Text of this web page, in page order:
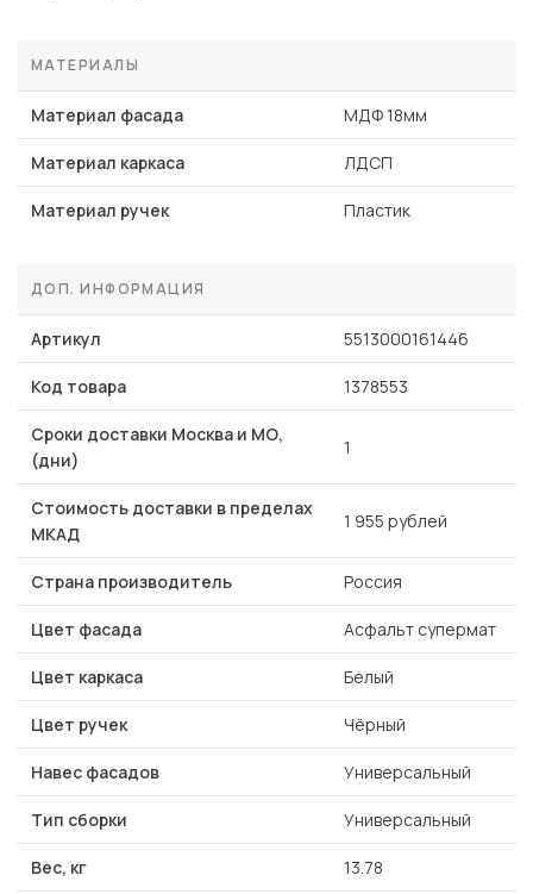
МАТЕРИАЛЫ
Материал фасада МДФ 18мм
Материал каркаса ЛДСП
Материал ручек Пластик
ДОП. ИНФОРМАЦИЯ
Артикул 5513000161446
Код товара 1378553
Сроки доставки Москва и МО,
(дни)
1
Стоимость доставки в пределах
МКАД
1 955 рублей
Страна производитель Россия
Цвет фасада Асфальт супермат
Цвет каркаса Белый
Цвет ручек Чёрный
Навес фасадов Универсальный
Тип сборки Универсальный
Вес, кг 13.78